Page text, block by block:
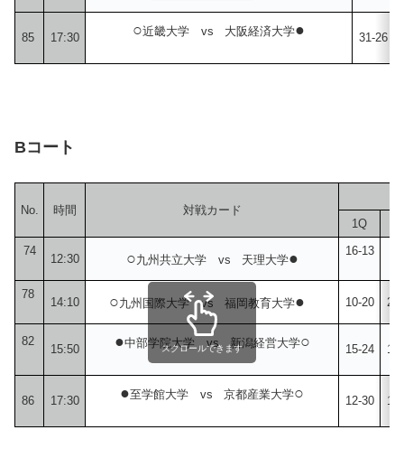
85 17:30 ○近畿大学 vs 大阪経済大学● 31-26
Bコート
No. 時間
対戦カード
1Q
74
12:30 ○九州共立大学 vs 天理大学● 16-13
78
14:10 ○九州国際大学 vs 福岡教育大学● 10-20
82
15:50 ●中部学院大学 vs 新潟経営大学○ 15-24
86 17:30 ●至学館大学 vs 京都産業大学○ 12-30
スクロールできます